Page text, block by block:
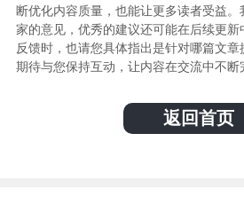
断优化内容质量，也能让更多读者受益
家的意见，优秀的建议还可能在后续更新
反馈时，也请您具体指出是针对哪篇文章
期待与您保持互动，让内容在交流中不断
返回首页